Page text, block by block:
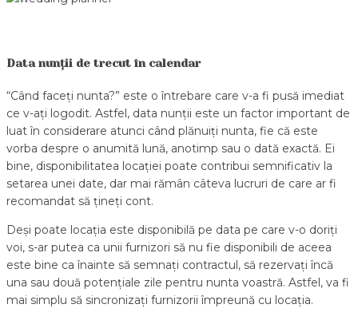
Data nunții de trecut în calendar
“Când faceți nunta?” este o întrebare care v-a fi pusă imediat
ce v-ați logodit. Astfel, data nunții este un factor important de
luat în considerare atunci când plănuiți nunta, fie că este
vorba despre o anumită lună, anotimp sau o dată exactă. Ei
bine, disponibilitatea locației poate contribui semnificativ la
setarea unei date, dar mai rămân câteva lucruri de care ar fi
recomandat să țineți cont.
Deși poate locația este disponibilă pe data pe care v-o doriți
voi, s-ar putea ca unii furnizori să nu fie disponibili de aceea
este bine ca înainte să semnați contractul, să rezervați încă
una sau două potențiale zile pentru nunta voastră. Astfel, va fi
mai simplu să sincronizați furnizorii împreună cu locația.